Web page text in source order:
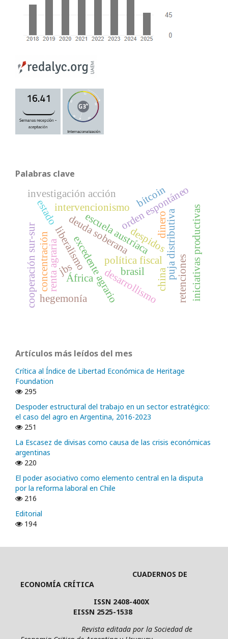
Palabras clave
política fiscal
excedente agrario
escuela austríaca
intervencionismo
liberalismo
orden espontáneo
puja distributivaretenciones
renta agraria África
concentración china
deuda soberana
cooperación sur-sur iniciativas productivas
desarrollismo
despidos
investigación acción
hegemonía
estado dinero
bitcoin
jbs brasil
Artículos más leídos del mes
Crítica al Índice de Libertad Económica de Heritage
Foundation
295
Despoder estructural del trabajo en un sector estratégico:
el caso del agro en Argentina, 2016-2023
251
La Escasez de divisas como causa de las crisis económicas
argentinas
220
El poder asociativo como elemento central en la disputa
por la reforma laboral en Chile
216
Editorial
194
CUADERNOS DE
ECONOMÍA CRÍTICA
ISSN 2408-400X
EISSN 2525-1538
Revista editada por la Sociedad de